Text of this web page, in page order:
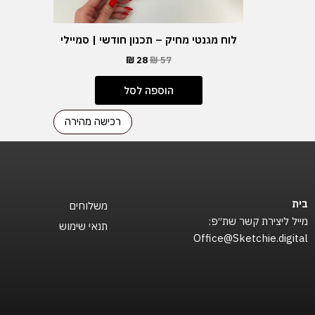
לוח מגנטי מחיק – תכנון חודשי | סמיילי
₪57
₪28
הוספה לסל
רכישה מהירה
בית
מייל ליצירת קשר שת״פ:
Office@Sketchie.digital
משלוחים
תנאי שימוש